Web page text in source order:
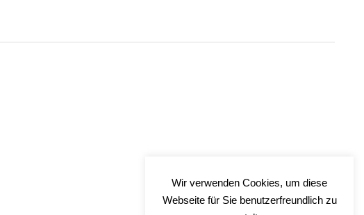
Wir verwenden Cookies, um diese
Webseite für Sie benutzerfreundlich zu